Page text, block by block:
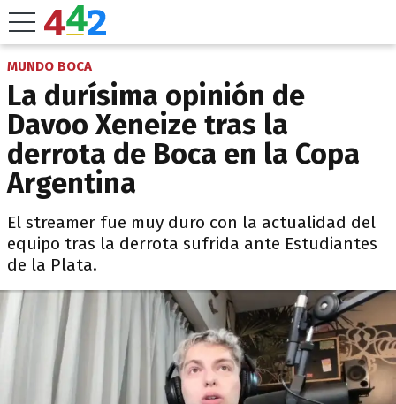
MUNDO BOCA
La durísima opinión de
Davoo Xeneize tras la
derrota de Boca en la Copa
Argentina
El streamer fue muy duro con la actualidad del
equipo tras la derrota sufrida ante Estudiantes
de la Plata.